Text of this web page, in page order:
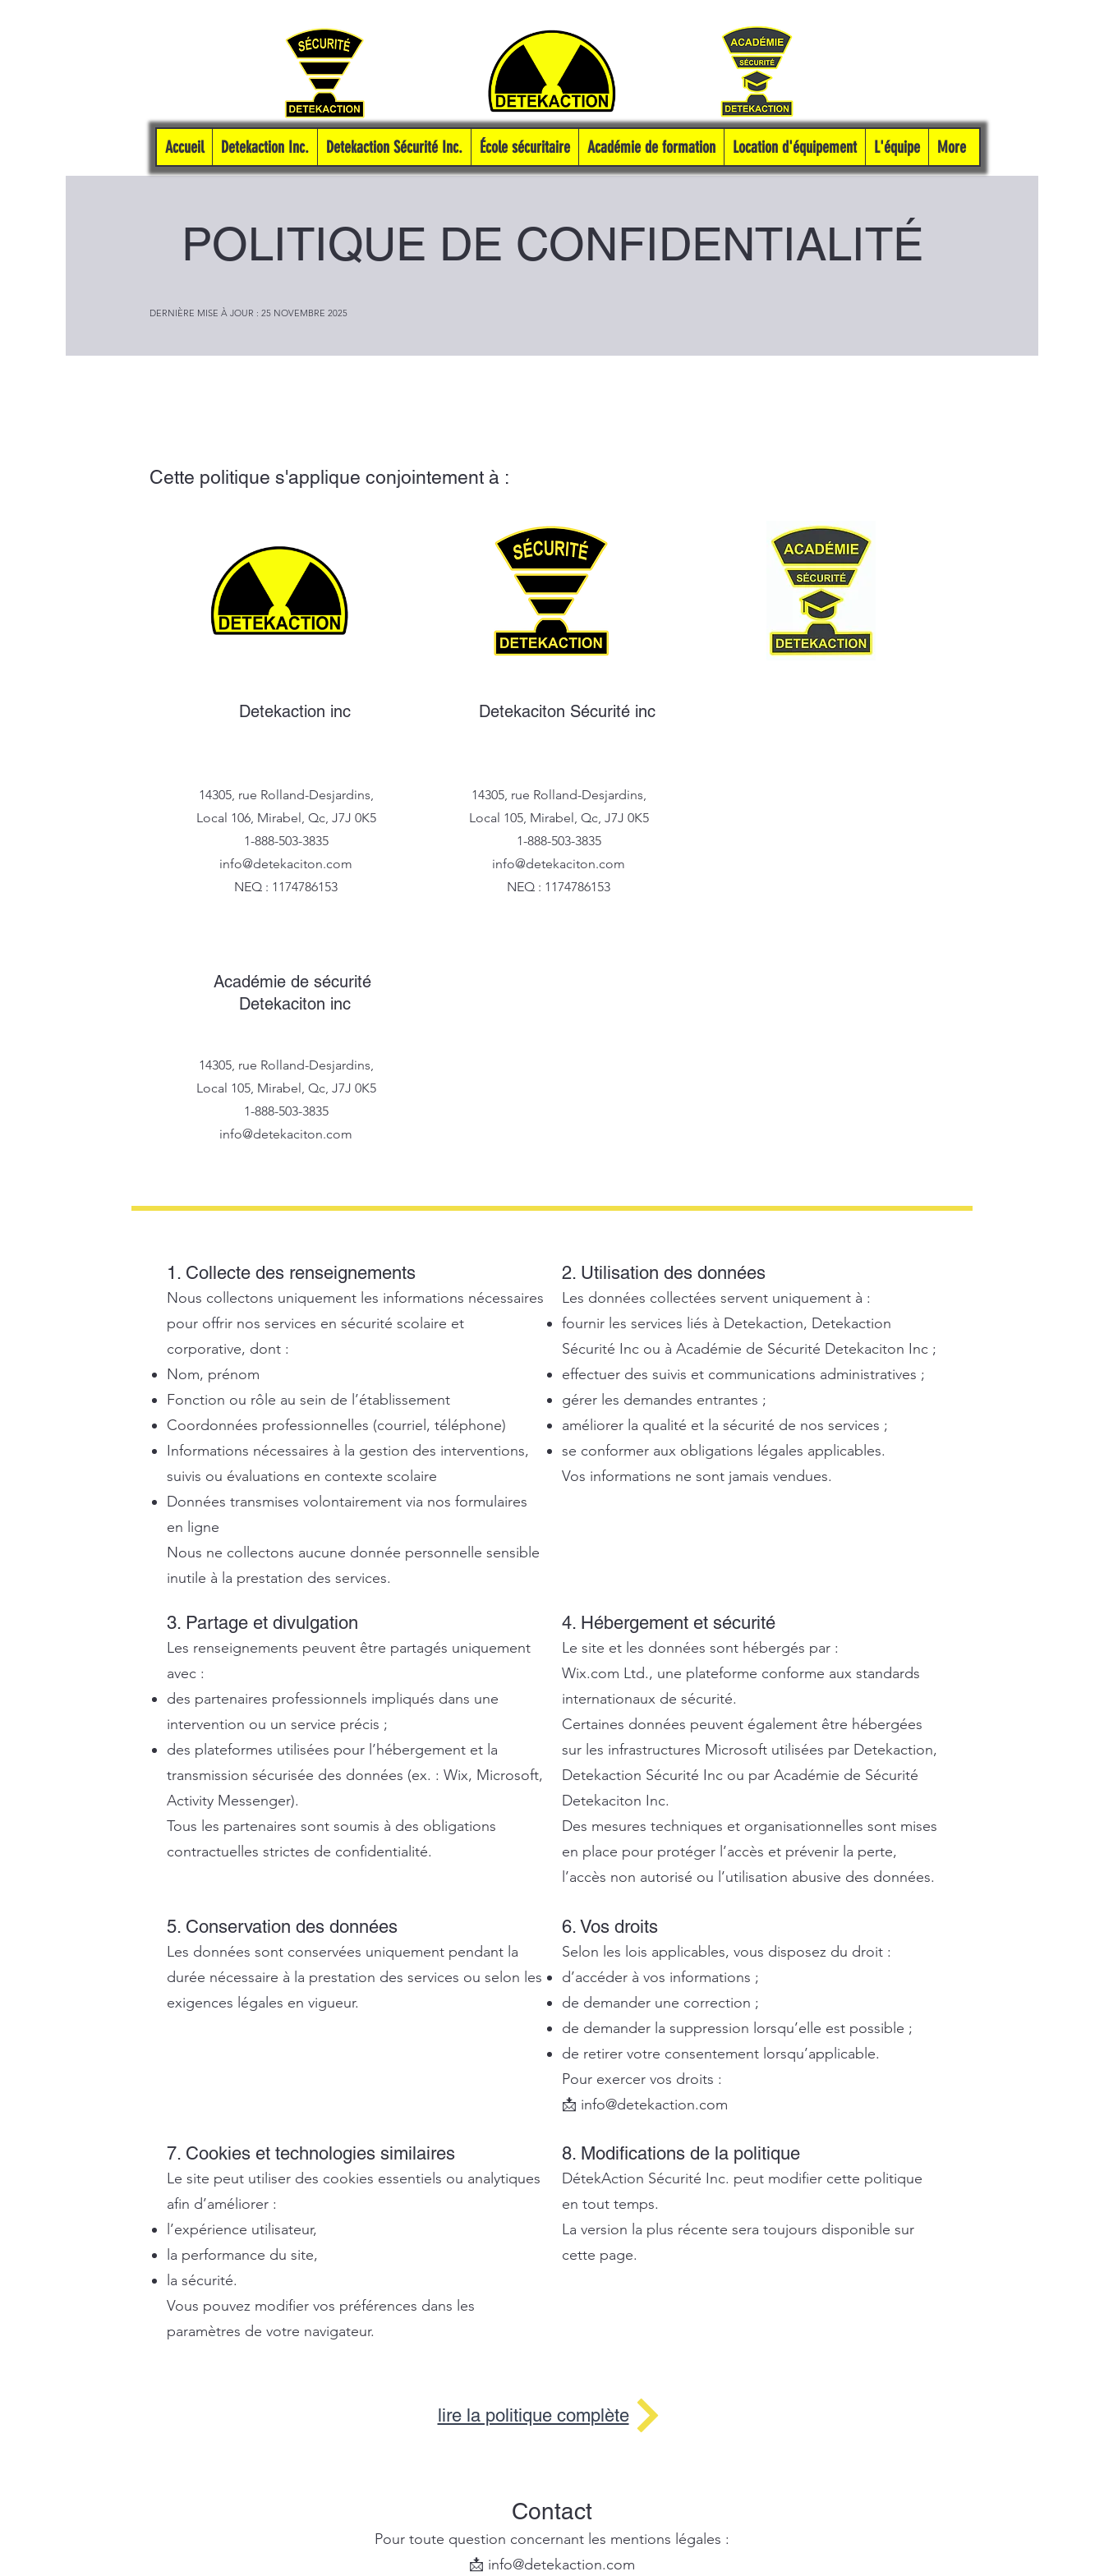
Accueil Detekaction Inc. Detekaction Sécurité Inc. École sécuritaire Académie de formation Location d'équipement L'équipe More
POLITIQUE DE CONFIDENTIALITÉ
DERNIÈRE MISE À JOUR : 25 NOVEMBRE 2025
Cette politique s'applique conjointement à :
Detekaction inc
14305, rue Rolland-Desjardins,
Local 106, Mirabel, Qc, J7J 0K5
1-888-503-3835
info@detekaciton.com
NEQ : 1174786153
Detekaciton Sécurité inc
14305, rue Rolland-Desjardins,
Local 105, Mirabel, Qc, J7J 0K5
1-888-503-3835
info@detekaciton.com
NEQ : 1174786153
Académie de sécurité
Detekaciton inc
14305, rue Rolland-Desjardins,
Local 105, Mirabel, Qc, J7J 0K5
1-888-503-3835
info@detekaciton.com
1. Collecte des renseignements
Nous collectons uniquement les informations nécessaires
pour offrir nos services en sécurité scolaire et
corporative, dont :
Nom, prénom
Fonction ou rôle au sein de l’établissement
Coordonnées professionnelles (courriel, téléphone)
Informations nécessaires à la gestion des interventions,
suivis ou évaluations en contexte scolaire
Données transmises volontairement via nos formulaires
en ligne
Nous ne collectons aucune donnée personnelle sensible
inutile à la prestation des services.
2. Utilisation des données
Les données collectées servent uniquement à :
fournir les services liés à Detekaction, Detekaction
Sécurité Inc ou à Académie de Sécurité Detekaciton Inc ;
effectuer des suivis et communications administratives ;
gérer les demandes entrantes ;
améliorer la qualité et la sécurité de nos services ;
se conformer aux obligations légales applicables.
Vos informations ne sont jamais vendues.
3. Partage et divulgation
Les renseignements peuvent être partagés uniquement
avec :
des partenaires professionnels impliqués dans une
intervention ou un service précis ;
des plateformes utilisées pour l’hébergement et la
transmission sécurisée des données (ex. : Wix, Microsoft,
Activity Messenger).
Tous les partenaires sont soumis à des obligations
contractuelles strictes de confidentialité.
4. Hébergement et sécurité
Le site et les données sont hébergés par :
Wix.com Ltd., une plateforme conforme aux standards
internationaux de sécurité.
Certaines données peuvent également être hébergées
sur les infrastructures Microsoft utilisées par Detekaction,
Detekaction Sécurité Inc ou par Académie de Sécurité
Detekaciton Inc.
Des mesures techniques et organisationnelles sont mises
en place pour protéger l’accès et prévenir la perte,
l’accès non autorisé ou l’utilisation abusive des données.
5. Conservation des données
Les données sont conservées uniquement pendant la
durée nécessaire à la prestation des services ou selon les
exigences légales en vigueur.
6. Vos droits
Selon les lois applicables, vous disposez du droit :
d’accéder à vos informations ;
de demander une correction ;
de demander la suppression lorsqu’elle est possible ;
de retirer votre consentement lorsqu’applicable.
Pour exercer vos droits :
📩 info@detekaction.com
7. Cookies et technologies similaires
Le site peut utiliser des cookies essentiels ou analytiques
afin d’améliorer :
l’expérience utilisateur,
la performance du site,
la sécurité.
Vous pouvez modifier vos préférences dans les
paramètres de votre navigateur.
8. Modifications de la politique
DétekAction Sécurité Inc. peut modifier cette politique
en tout temps.
La version la plus récente sera toujours disponible sur
cette page.
lire la politique complète
Contact
Pour toute question concernant les mentions légales :
📩 info@detekaction.com